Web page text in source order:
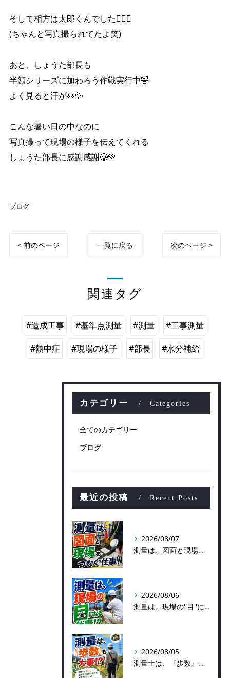
そして相方は太郎くんでした👷🏾‍♂️
(ちゃんと写真撮られてたよ笑)
あと、しょうた部長も
半顔シリーズに加わろう作戦実行中🤣
よく見ると汗が👀💦
こんな暑い日の中なのに
写真撮って現場の様子を伝えてくれる
しょうた部長に感謝感謝🥲💚
ブログ
< 前のページ 一覧に戻る 次のページ >
関連タグ
#造成工事 #基準点測量 #測量 #工事測量
#熱中症 #現場の様子 #部長 #水分補給
カテゴリー Categories
全てのカテゴリー
ブログ
最近の投稿 Recent Posts
2026/08/07
測量は、図面と現場をつなぐ仕事！
2026/08/06
測量は、現場の''目''になる仕事！？
2026/08/05
測量士は、『歩数』も大事！？